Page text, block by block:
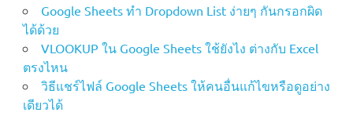
Google Sheets ทำ Dropdown List ง่ายๆ กันกรอกผิด
ได้ด้วย
VLOOKUP ใน Google Sheets ใช้ยังไง ต่างกับ Excel
ตรงไหน
วิธีแชร์ไฟล์ Google Sheets ให้คนอื่นแก้ไขหรือดูอย่าง
เดียวได้